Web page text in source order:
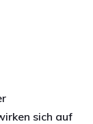
sich auf